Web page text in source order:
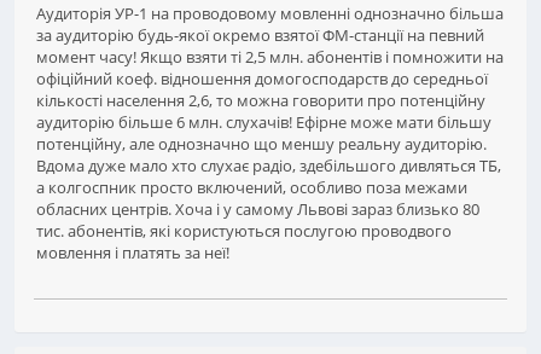
Аудиторія УР-1 на проводовому мовленні однозначно більша
за аудиторію будь-якої окремо взятої ФМ-станції на певний
момент часу! Якщо взяти ті 2,5 млн. абонентів і помножити на
офіційний коеф. відношення домогосподарств до середньої
кількості населення 2,6, то можна говорити про потенційну
аудиторію більше 6 млн. слухачів! Ефірне може мати більшу
потенційну, але однозначно що меншу реальну аудиторію.
Вдома дуже мало хто слухає радіо, здебільшого дивляться ТБ,
а колгоспник просто включений, особливо поза межами
обласних центрів. Хоча і у самому Львові зараз близько 80
тис. абонентів, які користуються послугою проводвого
мовлення і платять за неї!